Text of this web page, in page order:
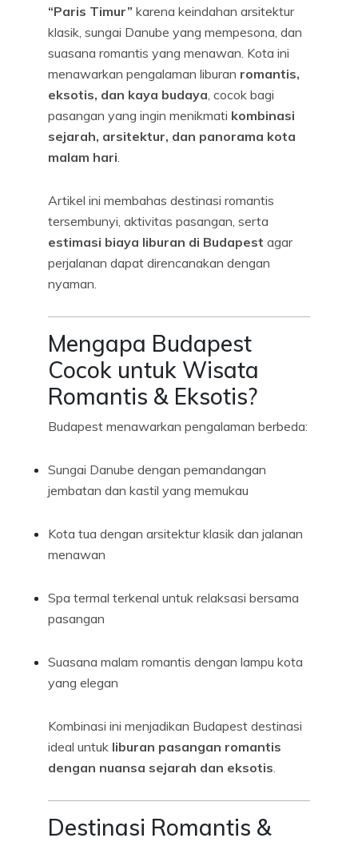
“Paris Timur” karena keindahan arsitektur
klasik, sungai Danube yang mempesona, dan
suasana romantis yang menawan. Kota ini
menawarkan pengalaman liburan romantis,
eksotis, dan kaya budaya, cocok bagi
pasangan yang ingin menikmati kombinasi
sejarah, arsitektur, dan panorama kota
malam hari.
Artikel ini membahas destinasi romantis
tersembunyi, aktivitas pasangan, serta
estimasi biaya liburan di Budapest agar
perjalanan dapat direncanakan dengan
nyaman.
Mengapa Budapest
Cocok untuk Wisata
Romantis & Eksotis?
Budapest menawarkan pengalaman berbeda:
Sungai Danube dengan pemandangan
jembatan dan kastil yang memukau
Kota tua dengan arsitektur klasik dan jalanan
menawan
Spa termal terkenal untuk relaksasi bersama
pasangan
Suasana malam romantis dengan lampu kota
yang elegan
Kombinasi ini menjadikan Budapest destinasi
ideal untuk liburan pasangan romantis
dengan nuansa sejarah dan eksotis.
Destinasi Romantis &